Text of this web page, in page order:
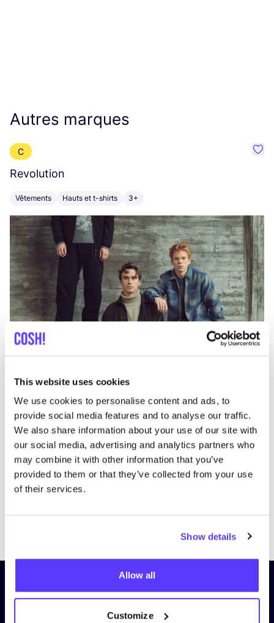
This website uses cookies
We use cookies to personalise content and ads, to
provide social media features and to analyse our traffic.
We also share information about your use of our site with
our social media, advertising and analytics partners who
may combine it with other information that you’ve
provided to them or that they’ve collected from your use
of their services.
Show details
Allow all
Customize
Autres marques
C
Revolution
Vêtements Hauts et t-shirts 3+
Inscrivez-vous à notre lettre
d’information et restez informé !